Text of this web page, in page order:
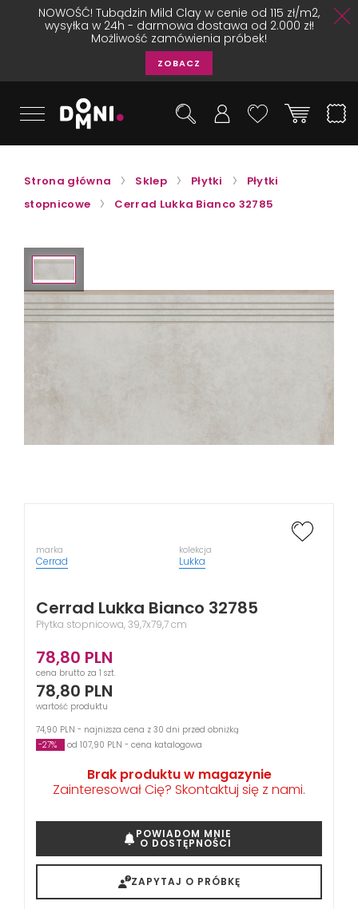
NOWOŚĆ! Tubądzin Mild Clay w cenie od 115 zł/m2,
wysyłka w 24h - darmowa dostawa od 2.000 zł!
Możliwość zamówienia próbek!
ZOBACZ
Strona główna Sklep Płytki
Płytki
stopnicowe
Cerrad Lukka Bianco 32785
marka
Cerrad
kolekcja
Lukka
Cerrad Lukka Bianco 32785
Płytka stopnicowa, 39,7x79,7 cm
78,80 PLN
cena brutto za 1 szt.
78,80 PLN
wartość produktu
74,90 PLN - najniższa cena z 30 dni przed obniżką
-27%
od 107,90 PLN - cena katalogowa
Brak produktu w magazynie
Zainteresował Cię? Skontaktuj się z nami.
POWIADOM MNIE
O DOSTĘPNOŚCI
ZAPYTAJ O PRÓBKĘ